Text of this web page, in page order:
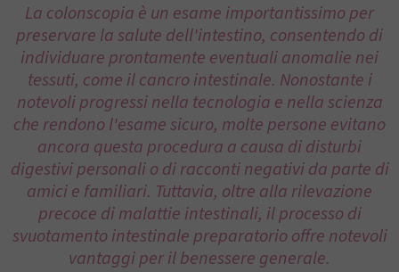
La colonscopia è un esame importantissimo per
preservare la salute dell'intestino, consentendo di
individuare prontamente eventuali anomalie nei
tessuti, come il cancro intestinale. Nonostante i
notevoli progressi nella tecnologia e nella scienza
che rendono l'esame sicuro, molte persone evitano
ancora questa procedura a causa di disturbi
digestivi personali o di racconti negativi da parte di
amici e familiari. Tuttavia, oltre alla rilevazione
precoce di malattie intestinali, il processo di
svuotamento intestinale preparatorio offre notevoli
vantaggi per il benessere generale.